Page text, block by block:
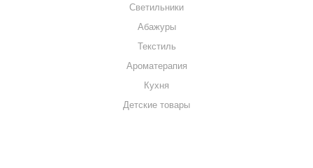
Светильники
Абажуры
Текстиль
Ароматерапия
Кухня
Детские товары